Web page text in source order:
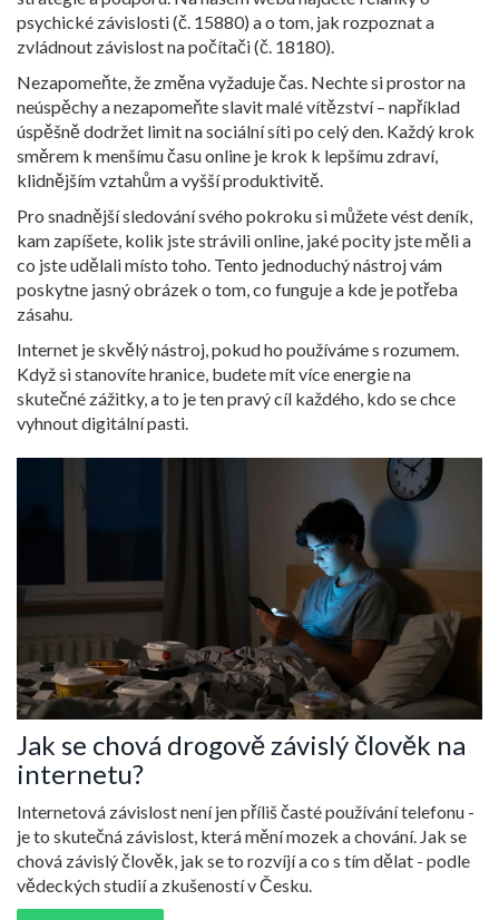
psychické závislosti (č. 15880) a o tom, jak rozpoznat a
zvládnout závislost na počítači (č. 18180).
Nezapomeňte, že změna vyžaduje čas. Nechte si prostor na
neúspěchy a nezapomeňte slavit malé vítězství – například
úspěšně dodržet limit na sociální síti po celý den. Každý krok
směrem k menšímu času online je krok k lepšímu zdraví,
klidnějším vztahům a vyšší produktivitě.
Pro snadnější sledování svého pokroku si můžete vést deník,
kam zapíšete, kolik jste strávili online, jaké pocity jste měli a
co jste udělali místo toho. Tento jednoduchý nástroj vám
poskytne jasný obrázek o tom, co funguje a kde je potřeba
zásahu.
Internet je skvělý nástroj, pokud ho používáme s rozumem.
Když si stanovíte hranice, budete mít více energie na
skutečné zážitky, a to je ten pravý cíl každého, kdo se chce
vyhnout digitální pasti.
Jak se chová drogově závislý člověk na
internetu?
Internetová závislost není jen příliš časté používání telefonu -
je to skutečná závislost, která mění mozek a chování. Jak se
chová závislý člověk, jak se to rozvíjí a co s tím dělat - podle
vědeckých studií a zkušeností v Česku.